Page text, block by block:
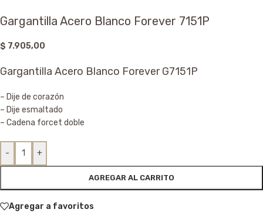
Gargantilla Acero Blanco Forever 7151P
$ 7.905,00
Gargantilla Acero Blanco Forever G7151P
– Dije de corazón
– Dije esmaltado
– Cadena forcet doble
- +
AGREGAR AL CARRITO
Agregar a favoritos